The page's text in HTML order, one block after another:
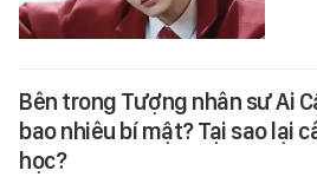
Bên trong Tượng nhân sư Ai
bao nhiêu bí mật? Tại sao lại
học?